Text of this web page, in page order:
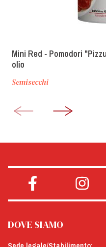
Mini Red - Pomodori
olio
Semisecchi
DOVE SIAMO